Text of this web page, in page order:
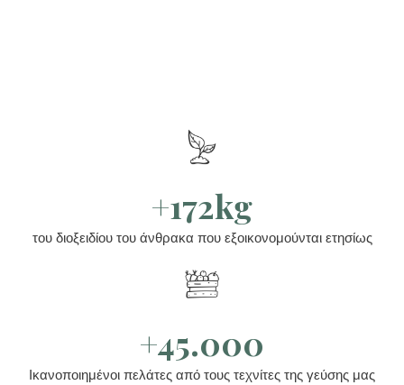
+172kg
του διοξειδίου του άνθρακα που εξοικονομούνται ετησίως
+45.000
Ικανοποιημένοι πελάτες από τους τεχνίτες της γεύσης μας